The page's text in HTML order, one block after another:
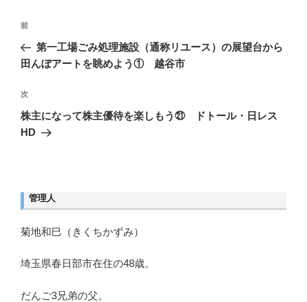
稿
ビ
ゲ
シ
ン
前
の
投
前
第一工場ごみ処理施設（通称リユース）の展望台から
田んぼアートを眺めよう① 越谷市
次
の
投
次
株主になって株主優待を楽しもう㉑ ドトール・日レス
HD
管理人
菊地和巳（きくちかずみ）
埼玉県春日部市在住の48歳。
だんご3兄弟の父。